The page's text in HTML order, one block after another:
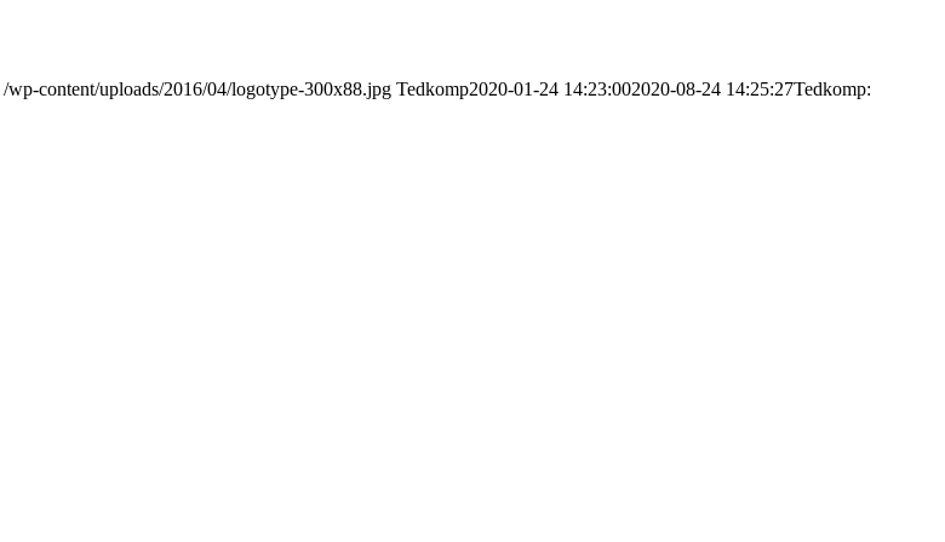
/wp-content/uploads/2016/04/logotype-300x88.jpg Tedkomp2020-01-24 14:23:002020-08-24 14:25:27Tedkomp: